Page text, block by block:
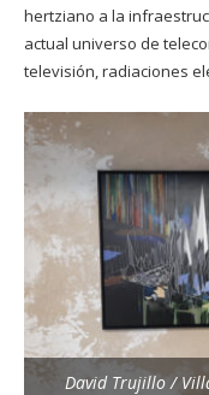
hertziano a la
actual universo de
televisión, radiaciones
David Trujillo /